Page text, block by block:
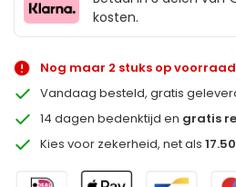
kosten.
Nog maar 2 stuks op
Vandaag besteld, gratis
14 dagen bedenktijd en gratis
Kies voor zekerheid, net als